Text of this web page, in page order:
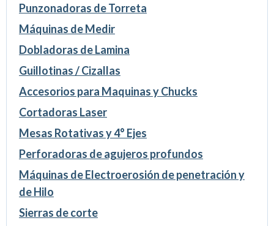
Punzonadoras de Torreta
Máquinas de Medir
Dobladoras de Lamina
Guillotinas / Cizallas
Accesorios para Maquinas y Chucks
Cortadoras Laser
Mesas Rotativas y 4° Ejes
Perforadoras de agujeros profundos
Máquinas de Electroerosión de penetración y
de Hilo
Sierras de corte